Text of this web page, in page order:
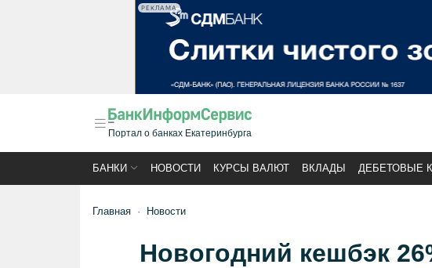
РЕКЛАМА
Портал о банках Екатеринбурга
БАНКИ НОВОСТИ КУРСЫ ВАЛЮТ ВКЛАДЫ ДЕБЕТОВЫЕ
Главная Новости
Новогодний кешбэк